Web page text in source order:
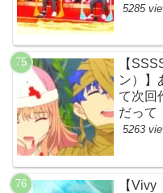
り。・
5285
【
ン）】
て次回
だって
トの考
5263
【